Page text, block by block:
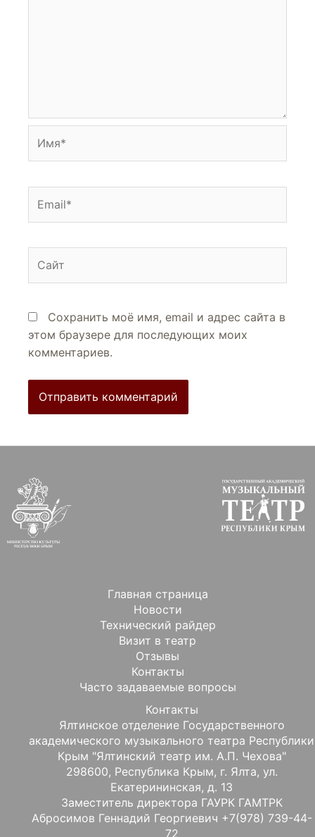
Сохранить моё имя, email и адрес сайта в
этом браузере для последующих моих
комментариев.
Главная страница
Новости
Технический райдер
Визит в театр
Отзывы
Контакты
Часто задаваемые вопросы
Контакты
Ялтинское отделение Государственного
академического музыкального театра Республики
Крым "Ялтинский театр им. А.П. Чехова"
298600, Республика Крым, г. Ялта, ул.
Екатерининская, д. 13
Заместитель директора ГАУРК ГАМТРК
Абросимов Геннадий Георгиевич +7(978) 739-44-
72